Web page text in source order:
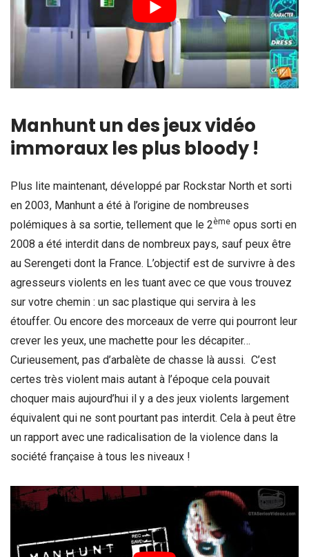
Manhunt un des jeux vidéo
immoraux les plus bloody !
Plus lite maintenant, développé par Rockstar North et sorti
en 2003, Manhunt a été à l’origine de nombreuses
polémiques à sa sortie, tellement que le 2ème opus sorti en
2008 a été interdit dans de nombreux pays, sauf peux être
au Serengeti dont la France. L’objectif est de survivre à des
agresseurs violents en les tuant avec ce que vous trouvez
sur votre chemin : un sac plastique qui servira à les
étouffer. Ou encore des morceaux de verre qui pourront leur
crever les yeux, une machette pour les décapiter…
Curieusement, pas d’arbalète de chasse là aussi. C’est
certes très violent mais autant à l’époque cela pouvait
choquer mais aujourd’hui il y a des jeux violents largement
équivalent qui ne sont pourtant pas interdit. Cela à peut être
un rapport avec une radicalisation de la violence dans la
société française à tous les niveaux !